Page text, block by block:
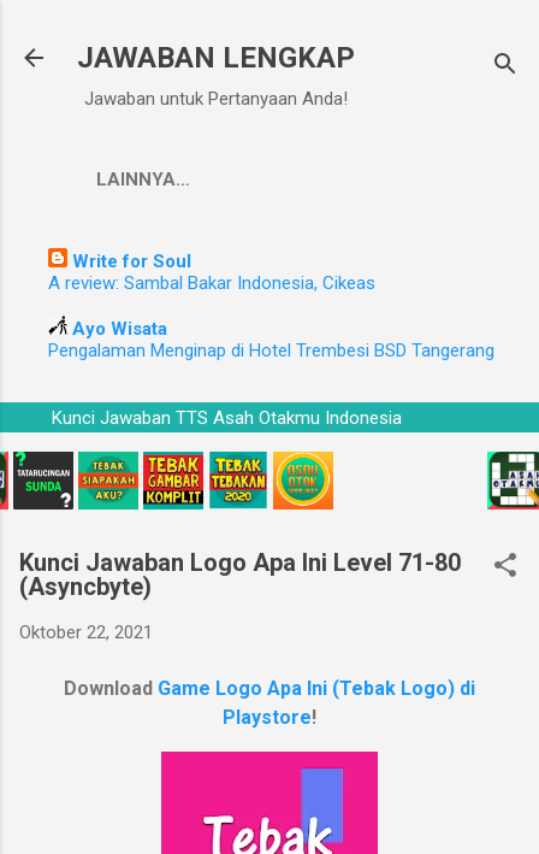
JAWABAN LENGKAP
Jawaban untuk Pertanyaan Anda!
LAINNYA…
Write for Soul
A review: Sambal Bakar Indonesia, Cikeas
Ayo Wisata
Pengalaman Menginap di Hotel Trembesi BSD Tangerang
Kunci Jawaban TTS Asah Otakmu Indonesia
Kunci Jawaban Logo Apa Ini Level 71-80
(Asyncbyte)
Oktober 22, 2021
Download Game Logo Apa Ini (Tebak Logo) di
Playstore!